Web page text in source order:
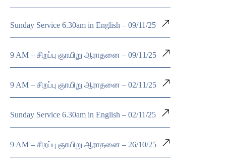
Sunday Service 6.30am in English – 09/11/25
9 AM – சிறப்பு ஞாயிறு ஆராதனை – 09/11/25
9 AM – சிறப்பு ஞாயிறு ஆராதனை – 02/11/25
Sunday Service 6.30am in English – 02/11/25
9 AM – சிறப்பு ஞாயிறு ஆராதனை – 26/10/25